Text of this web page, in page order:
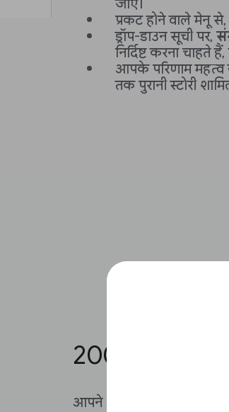
जाएँ।
प्रकट होने वाले मेनू से,
ड्रॉप-डाउन सूची पर,
निर्दिष्ट करना
आपके परिणाम
तक पुरानी स्टोरी
2003 से पहले
आपने 2003 तक पुरानी